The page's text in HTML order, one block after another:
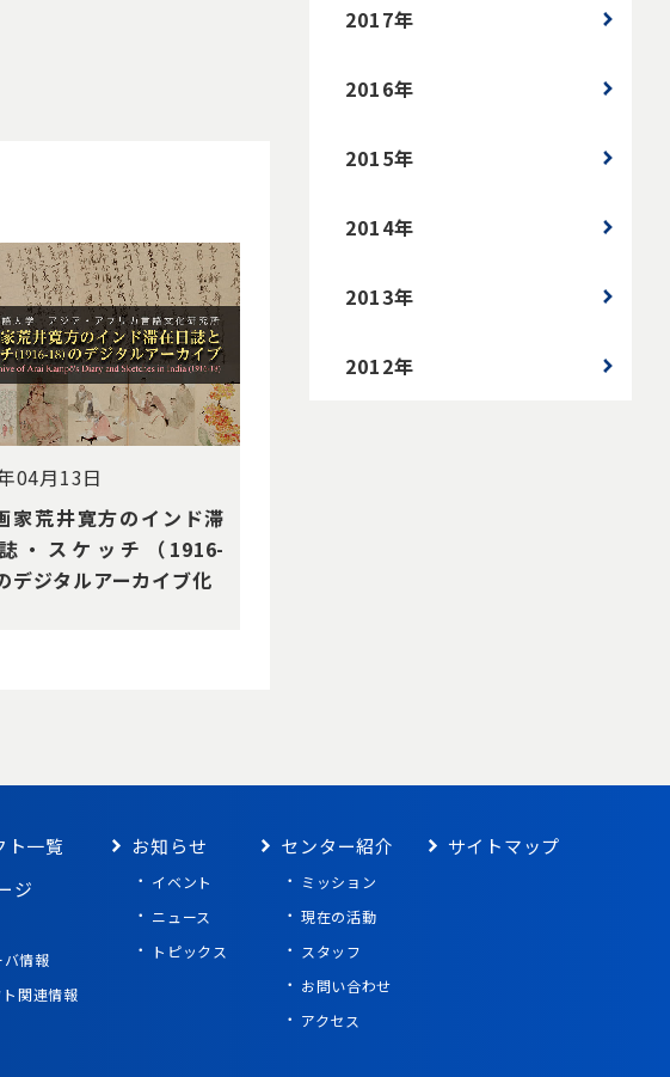
04月13日
家荒井寛⽅のインド滞
・スケッチ（1916-
デジタルアーカイブ化
2017年
2016年
2015年
2014年
2013年
2012年
ト一覧
ジ
情報
関連情報
お知らせ
イベント
ニュース
トピックス
センター紹介
ミッション
現在の活動
スタッフ
お問い合わせ
アクセス
サイトマップ